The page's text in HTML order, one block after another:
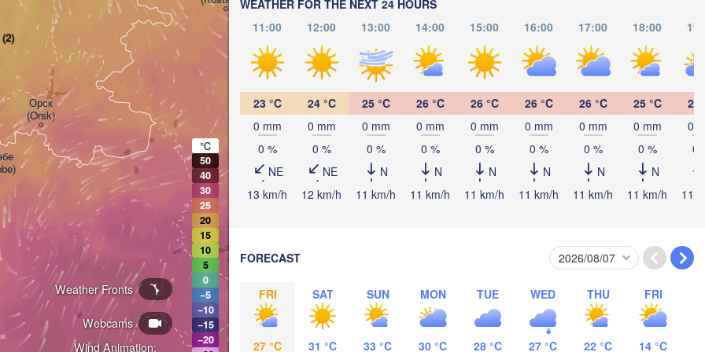
WEATHER FOR THE NEXT 24 HOURS
11:00
12:00 13:00 14:00 15:00 16:00 17:00 18:00
23 °C
0 mm
0 %
NE
13 km/h
24 °C
0 mm
0 %
NE
12 km/h
25 °C
0 mm
0 %
N
11 km/h
26 °C
0 mm
0 %
N
11 km/h
26 °C
0 mm
0 %
N
11 km/h
26 °C
0 mm
0 %
N
11 km/h
26 °C
0 mm
0 %
N
11 km/h
25 °C
0 mm
0 %
N
11 km/h
25
0
0
11
FORECAST
FRI
27 °C
SAT
31 °C
SUN
33 °C
MON
30 °C
TUE
28 °C
WED
27 °C
THU
22 °C
FRI
14 °C
Wind Animation:
Webcams
Weather Fronts
Орск
(Orsk)
KAZAKHSTAN
Астана
(Astana)
Екібастұз
Қарағанды
(Qarağandy)
Жезқазған
(Jezqazğan)
°C
50
40
30
25
20
15
10
5
0
−5
−10
−15
−20